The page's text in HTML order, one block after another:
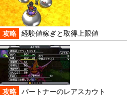
攻略 経験値稼ぎと取得上限値
攻略 パートナーのレアスカウト